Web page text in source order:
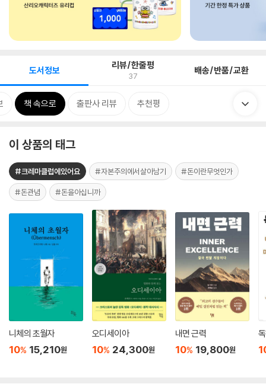
도서정보 리뷰/한줄평
37 배송/반품/교환
책 속으로 출판사 리뷰 추천평
이 상품의 태그
#크레마클럽에있어요 #자본주의에서살아남기 #돈이란무엇인가
#돈관념 #돈을아십니까
니체의 초월자
10% 15,210원
오디세이아
10% 24,300원
내면 근력
10% 19,800원